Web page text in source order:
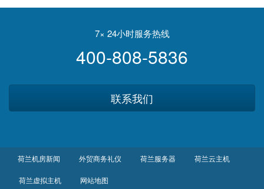
7× 24小时服务热线
400-808-5836
联系我们
荷兰机房新闻 外贸商务礼仪 荷兰服务器 荷兰云主机
荷兰虚拟主机 网站地图